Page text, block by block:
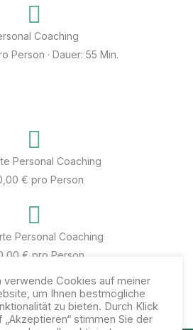
Coaching
Person · Dauer: 55 Min.
Personal Coaching
€ pro Person
Personal Coaching
€ pro Person
verwende Cookies auf meiner
um Ihnen bestmögliche
zu bieten. Durch Klick
„Akzeptieren“ stimmen Sie der